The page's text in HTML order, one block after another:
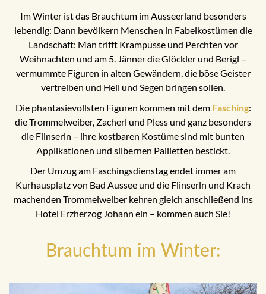
Im Winter ist das Brauchtum im Ausseerland besonders
lebendig: Dann bevölkern Menschen in Fabelkostümen die
Landschaft: Man trifft Krampusse und Perchten vor
Weihnachten und am 5. Jänner die Glöckler und Berigl –
vermummte Figuren in alten Gewändern, die böse Geister
vertreiben und Heil und Segen bringen sollen.
Die phantasievollsten Figuren kommen mit dem Fasching:
die Trommelweiber, Zacherl und Pless und ganz besonders
die Flinserln – ihre kostbaren Kostüme sind mit bunten
Applikationen und silbernen Pailletten bestickt.
Der Umzug am Faschingsdienstag endet immer am
Kurhausplatz von Bad Aussee und die Flinserln und Krach
machenden Trommelweiber kehren gleich anschließend ins
Hotel Erzherzog Johann ein – kommen auch Sie!
Brauchtum im Winter: